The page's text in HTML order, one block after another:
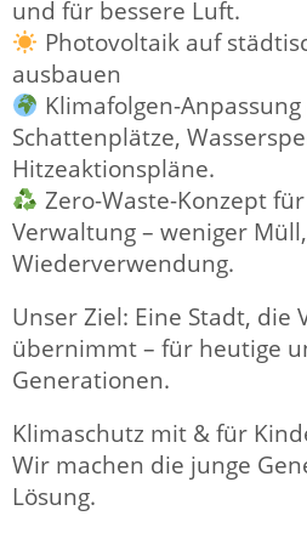
und für bessere Luft.
Photovoltaik auf
ausbauen
Klimafolgen-Anpassung
Schattenplätze,
Hitzeaktionspläne.
Zero-Waste-Konzept
Verwaltung – weniger
Wiederverwendung.
Unser Ziel: Eine Stadt, die
übernimmt – für heutige
Generationen.
Klimaschutz mit & für
Wir machen die junge
Lösung.